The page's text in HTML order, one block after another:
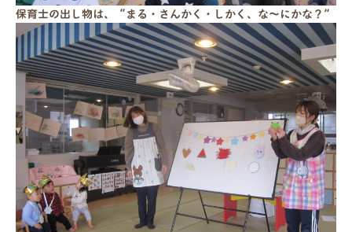
保育士の出し物は、“まる・さんかく・しかく、な～にかな？”